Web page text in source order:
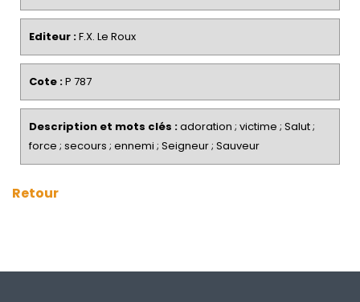
Editeur :F.X. Le Roux
Cote :P 787
Description et mots clés :adoration ; victime ; Salut ;
force ; secours ; ennemi ; Seigneur ; Sauveur
Retour